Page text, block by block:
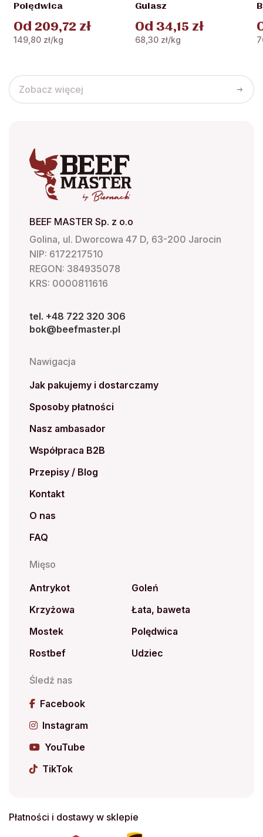
ma
wiele
wariantów.
wybrać
na
Polędwica
Od 209,72 zł
149,80 zł/kg
ma
wiele
wariantów.
Gulasz
Od 34,15 zł
68,30 zł/kg
Zobacz więcej
BEEF MASTER Sp. z o.o
Golina, ul. Dworcowa 47 D, 63-200 Jarocin
NIP: 6172217510
REGON: 384935078
KRS: 0000811616
tel. +48 722 320 306
bok@beefmaster.pl
Nawigacja
Jak pakujemy i dostarczamy
Sposoby płatności
Nasz ambasador
Współpraca B2B
Przepisy / Blog
Kontakt
O nas
FAQ
Mięso
Antrykot
Goleń
Krzyżowa
Łata, baweta
Mostek
Polędwica
Rostbef
Udziec
Śledź nas
Facebook
Instagram
YouTube
TikTok
Płatności i dostawy w sklepie